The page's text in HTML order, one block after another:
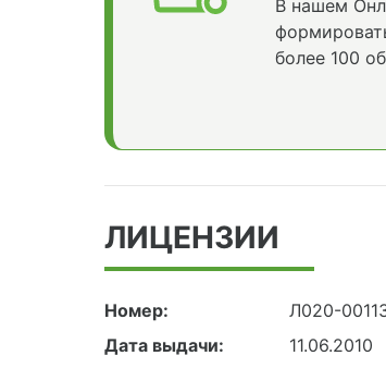
В нашем
более 100
ЛИЦЕНЗИИ
Номер:
Л020-
Дата выдачи:
11.06.2010